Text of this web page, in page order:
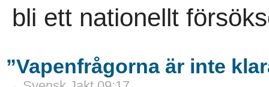
bli ett nationellt
”Vapenfrågorna är inte